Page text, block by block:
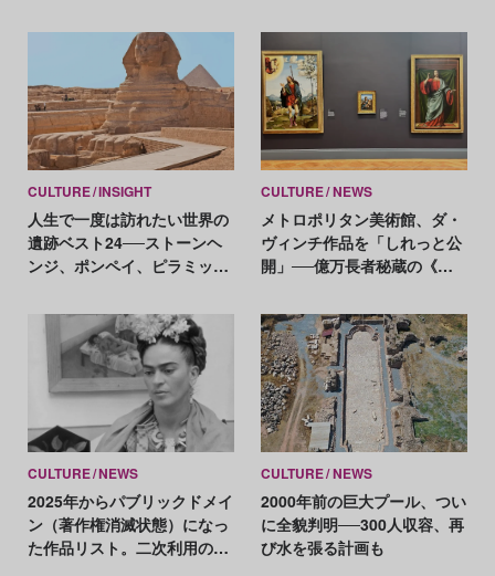
表作を再構成
CULTURE INSIGHT
人生で一度は訪れたい世界の
遺跡ベスト24──ストーンヘ
ンジ、ポンペイ、ピラミッ
CULTURE NEWS
メトロポリタン美術館、ダ・
ヴィンチ作品を「しれっと公
開」──億万長者秘蔵の《糸
CULTURE NEWS
2025年からパブリックドメイ
ン（著作権消滅状態）になっ
た作品リスト。二次利用の注
CULTURE NEWS
2000年前の巨大プール、つい
に全貌判明──300人収容、再
び水を張る計画も